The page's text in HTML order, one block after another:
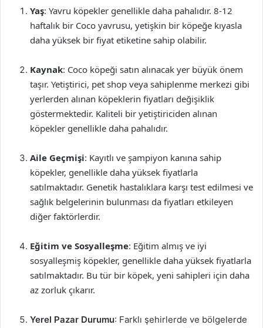
Yaş: Yavru köpekler genellikle daha pahalıdır. 8-12
haftalık bir Coco yavrusu, yetişkin bir köpeğe kıyasla
daha yüksek bir fiyat etiketine sahip olabilir.
Kaynak: Coco köpeği satın alınacak yer büyük önem
taşır. Yetiştirici, pet shop veya sahiplenme merkezi gibi
yerlerden alınan köpeklerin fiyatları değişiklik
göstermektedir. Kaliteli bir yetiştiriciden alınan
köpekler genellikle daha pahalıdır.
Aile Geçmişi: Kayıtlı ve şampiyon kanına sahip
köpekler, genellikle daha yüksek fiyatlarla
satılmaktadır. Genetik hastalıklara karşı test edilmesi ve
sağlık belgelerinin bulunması da fiyatları etkileyen
diğer faktörlerdir.
Eğitim ve Sosyalleşme: Eğitim almış ve iyi
sosyalleşmiş köpekler, genellikle daha yüksek fiyatlarla
satılmaktadır. Bu tür bir köpek, yeni sahipleri için daha
az zorluk çıkarır.
Yerel Pazar Durumu: Farklı şehirlerde ve bölgelerde